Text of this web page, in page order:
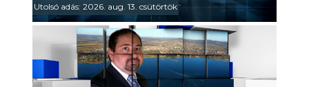
Utolsó adás: 2026. aug. 13. csütörtök